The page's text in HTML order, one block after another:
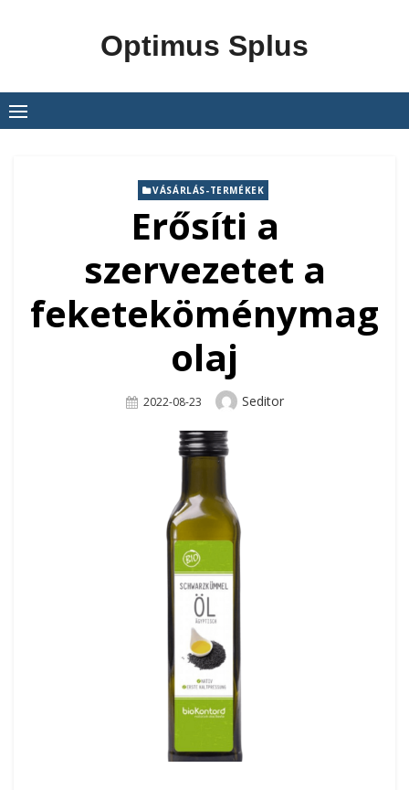
Optimus Splus
VÁSÁRLÁS-TERMÉKEK
Erősíti a
szervezetet a
feketeköménymag
olaj
Posted
2022-08-23 Author
Seditor